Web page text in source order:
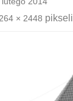
× 2448 pikseli